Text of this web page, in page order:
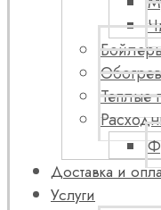
Теплые
Доставка и
Услуги